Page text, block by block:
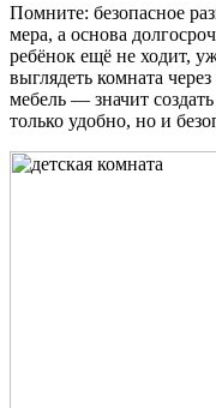
Помните: безопасное
мера, а основа
ребёнок ещё не ходит,
выглядеть комната
мебель — значит
только удобно, но и